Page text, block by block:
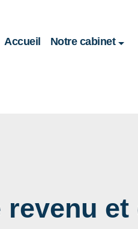
Accueil Notre cabinet
et